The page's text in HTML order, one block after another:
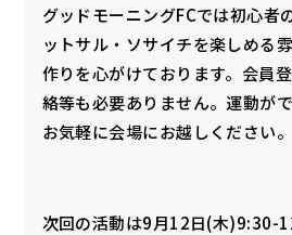
グッドモーニングFCでは初心者
ットサル・ソサイチを楽しめる
作りを心がけております。会員
絡等も必要ありません。運動が
お気軽に会場にお越しください。
次回の活動は9月12日(木)9:30-